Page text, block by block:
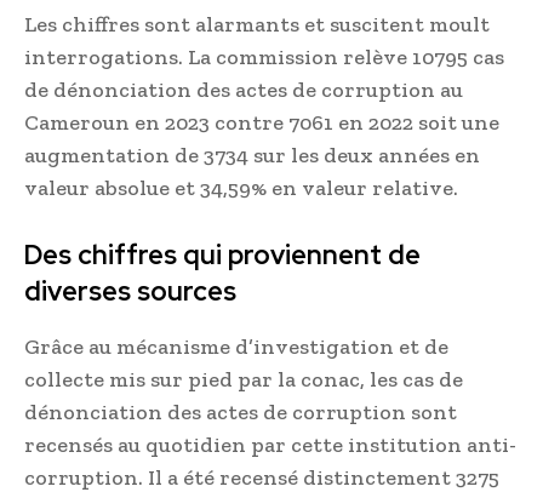
Les chiffres sont alarmants et suscitent moult
interrogations. La commission relève 10795 cas
de dénonciation des actes de corruption au
Cameroun en 2023 contre 7061 en 2022 soit une
augmentation de 3734 sur les deux années en
valeur absolue et 34,59% en valeur relative.
Des chiffres qui proviennent de
diverses sources
Grâce au mécanisme d’investigation et de
collecte mis sur pied par la conac, les cas de
dénonciation des actes de corruption sont
recensés au quotidien par cette institution anti-
corruption. Il a été recensé distinctement 3275